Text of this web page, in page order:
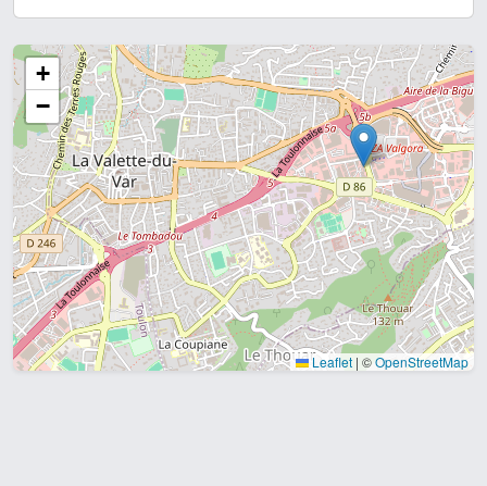
+
−
Leaflet | ©OpenStreetMap